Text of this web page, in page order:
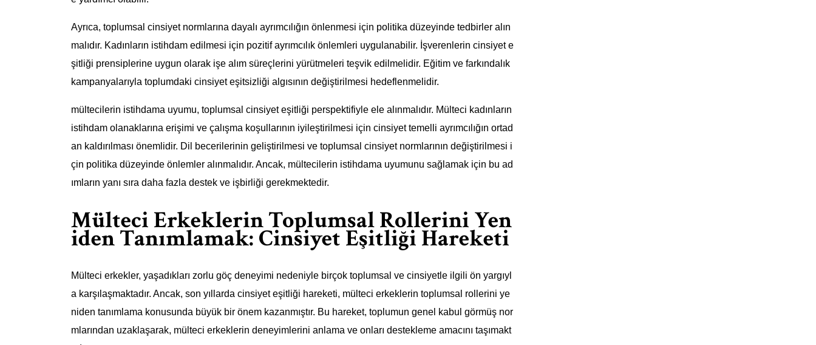
Ayrıca, toplumsal cinsiyet normlarına dayalı ayrımcılığın önlenmesi için politika düzeyinde tedbirler alın
malıdır. Kadınların istihdam edilmesi için pozitif ayrımcılık önlemleri uygulanabilir. İşverenlerin cinsiyet e
şitliği prensiplerine uygun olarak işe alım süreçlerini yürütmeleri teşvik edilmelidir. Eğitim ve farkındalık
kampanyalarıyla toplumdaki cinsiyet eşitsizliği algısının değiştirilmesi hedeflenmelidir.
mültecilerin istihdama uyumu, toplumsal cinsiyet eşitliği perspektifiyle ele alınmalıdır. Mülteci kadınların
istihdam olanaklarına erişimi ve çalışma koşullarının iyileştirilmesi için cinsiyet temelli ayrımcılığın ortad
an kaldırılması önemlidir. Dil becerilerinin geliştirilmesi ve toplumsal cinsiyet normlarının değiştirilmesi i
çin politika düzeyinde önlemler alınmalıdır. Ancak, mültecilerin istihdama uyumunu sağlamak için bu ad
ımların yanı sıra daha fazla destek ve işbirliği gerekmektedir.
Mülteci Erkeklerin Toplumsal Rollerini Yen
iden Tanımlamak: Cinsiyet Eşitliği Hareketi
Mülteci erkekler, yaşadıkları zorlu göç deneyimi nedeniyle birçok toplumsal ve cinsiyetle ilgili ön yargıyl
a karşılaşmaktadır. Ancak, son yıllarda cinsiyet eşitliği hareketi, mülteci erkeklerin toplumsal rollerini ye
niden tanımlama konusunda büyük bir önem kazanmıştır. Bu hareket, toplumun genel kabul görmüş nor
mlarından uzaklaşarak, mülteci erkeklerin deneyimlerini anlama ve onları destekleme amacını taşımakt